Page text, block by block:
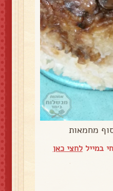
מחמאות
במייללחצי כאן